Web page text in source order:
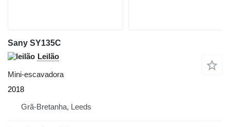
Sany SY135C
Leilão
Mini-escavadora
2018
Grã-Bretanha, Leeds